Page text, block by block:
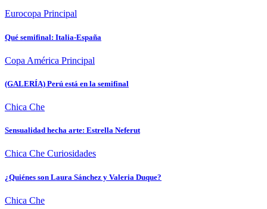
Eurocopa Principal
Qué semifinal: Italia-España
Copa América Principal
(GALERÍA) Perú está en la semifinal
Chica Che
Sensualidad hecha arte: Estrella Neferut
Chica Che Curiosidades
¿Quiénes son Laura Sánchez y Valeria Duque?
Chica Che